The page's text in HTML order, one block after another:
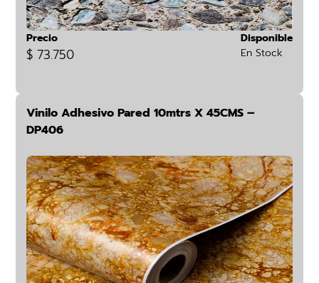
Precio
$ 73.750
Disponible
En Stock
Vinilo Adhesivo Pared 10mtrs X 45CMS –
DP406